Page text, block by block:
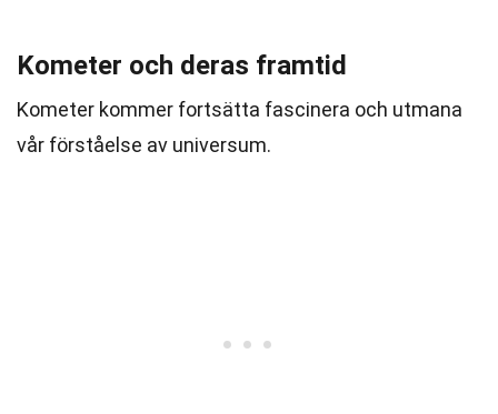
Kometer och deras framtid
Kometer kommer fortsätta fascinera och utmana
vår förståelse av universum.